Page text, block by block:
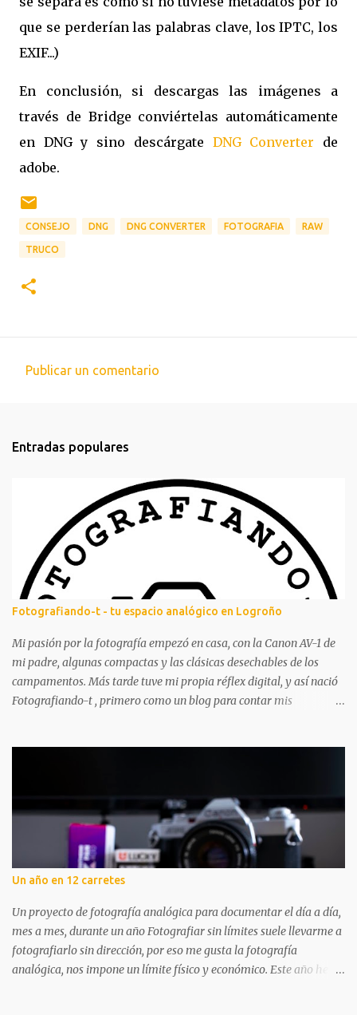
que se perderían las palabras clave, los IPTC, los
EXIF...)
En conclusión, si descargas las imágenes a
través de Bridge conviértelas automáticamente
en DNG y sino descárgate DNG Converter de
adobe.
CONSEJO DNG DNG CONVERTER FOTOGRAFIA RAW
TRUCO
e
o
s
Publicar un comentario
Entradas populares
Fotografiando-t - tu espacio analógico en Logroño
Mi pasión por la fotografía empezó en casa, con la Canon AV-1 de
mi padre, algunas compactas y las clásicas desechables de los
campamentos. Más tarde tuve mi propia réflex digital, y así nació
Fotografiando-t , primero como un blog para contar mis
negro, mucho más tarde revelé color por primera vez y poco a
poco vas dándote cuenta de que hay mil pasos que puedes seguir
para hacer tu foto: desde elegir cámara y carrete, hasta cómo
revelas y digitalizas. Todo el proceso me apasiona. Por eso, abrir
una tienda dedicada a la fotografía analógica en Logroño tenía
experiencias. Fotografiando-t no es solo un punto de compra. En
este pequeño pero cuidado...
Un año en 12 carretes
Un proyecto de fotografía analógica para documentar el día a día,
mes a mes, durante un año Fotografiar sin límites suele llevarme a
fotografiarlo sin dirección, por eso me gusta la fotografía
analógica, nos impone un límite físico y económico. Este año he